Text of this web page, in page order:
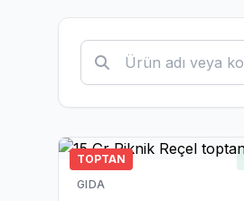
TOPTAN
GIDA